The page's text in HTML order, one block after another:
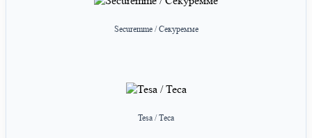
Securemme / Секуремме
Tesa / Теса